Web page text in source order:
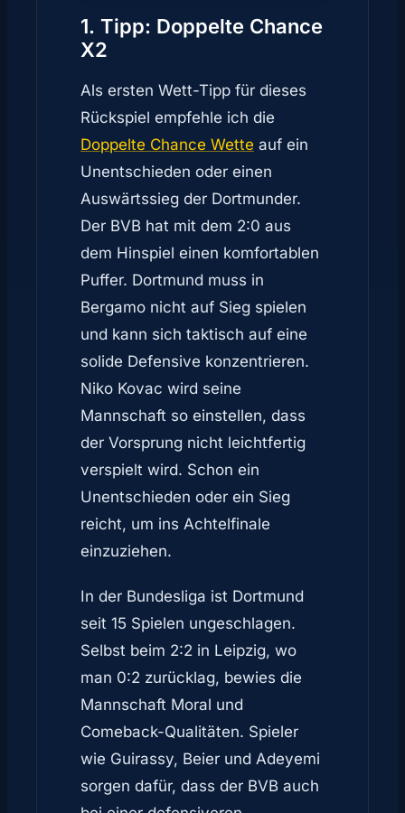
1. Tipp: Doppelte Chance
X2
Als ersten Wett-Tipp für dieses
Rückspiel empfehle ich die
Doppelte Chance Wette auf ein
Unentschieden oder einen
Auswärtssieg der Dortmunder.
Der BVB hat mit dem 2:0 aus
dem Hinspiel einen komfortablen
Puffer. Dortmund muss in
Bergamo nicht auf Sieg spielen
und kann sich taktisch auf eine
solide Defensive konzentrieren.
Niko Kovac wird seine
Mannschaft so einstellen, dass
der Vorsprung nicht leichtfertig
verspielt wird. Schon ein
Unentschieden oder ein Sieg
reicht, um ins Achtelfinale
einzuziehen.
In der Bundesliga ist Dortmund
seit 15 Spielen ungeschlagen.
Selbst beim 2:2 in Leipzig, wo
man 0:2 zurücklag, bewies die
Mannschaft Moral und
Comeback-Qualitäten. Spieler
wie Guirassy, Beier und Adeyemi
sorgen dafür, dass der BVB auch